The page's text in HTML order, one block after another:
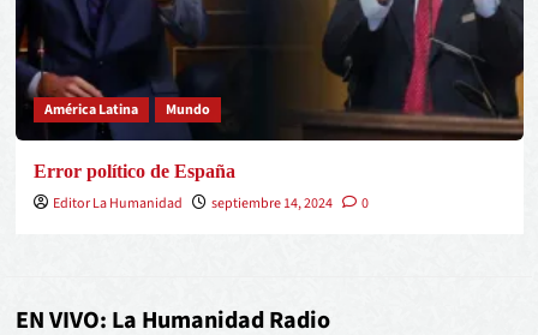
América Latina Mundo
Error político de España
Editor La Humanidad
septiembre 14, 2024 0
EN VIVO: La Humanidad Radio